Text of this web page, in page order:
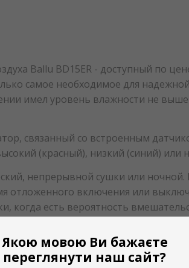
Ballu BD15ER - доступный по
самое необходимое для
имел уровень влажности не
связанный со встроенным
(красный), низкий (синий) или
непрерывной сушки или
отложенного включения или
когда есть вероятность
и привычным прибором среди
появления плесени в
Якою мовою Ви бажаєте
переглянути наш сайт?